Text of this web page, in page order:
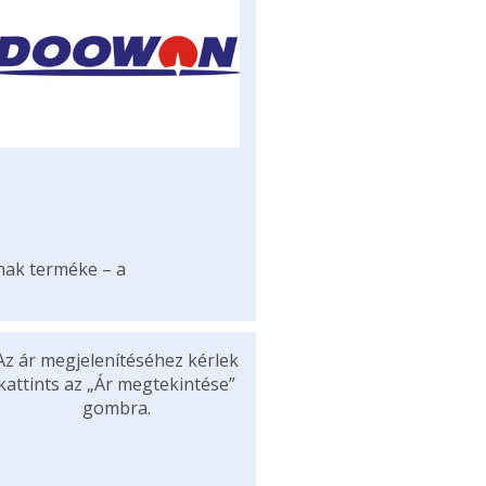
terméke – a
ár megjelenítéséhez kérlek
az „Ár megtekintése”
gombra.